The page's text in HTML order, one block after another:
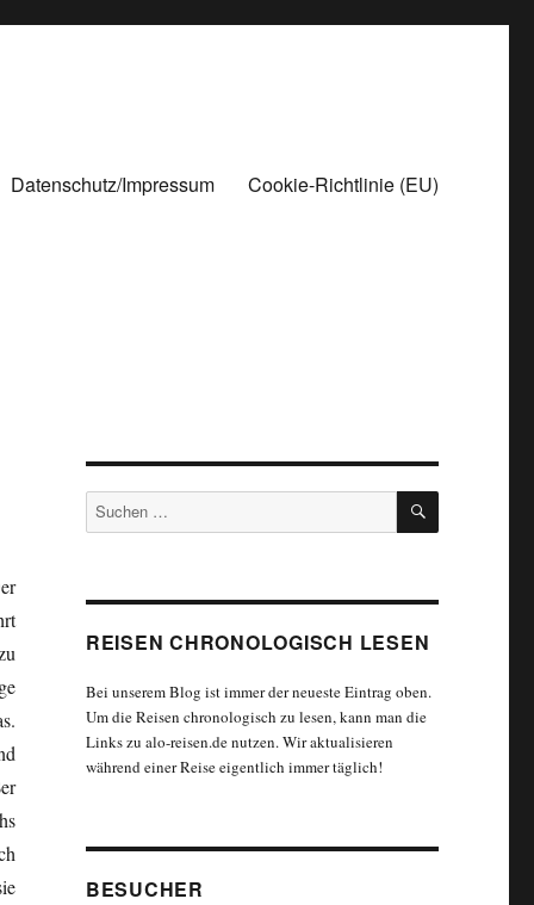
Datenschutz/Impressum Cookie-Richtlinie (EU)
Suchen
nach:
SUCHEN
REISEN CHRONOLOGISCH LESEN
Bei unserem Blog ist immer der neueste Eintrag oben.
Um die Reisen chronologisch zu lesen, kann man die
Links zu alo-reisen.de nutzen. Wir aktualisieren
während einer Reise eigentlich immer täglich!
BESUCHER